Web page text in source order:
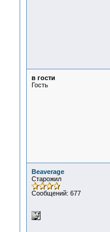
в гости
Гость
Beaverage
Старожил
Сообщений: 677